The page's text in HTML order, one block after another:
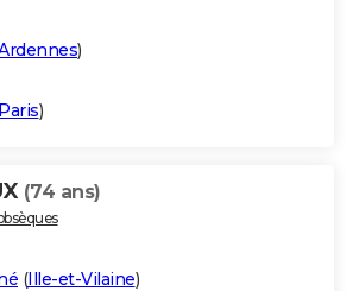
)
)
(74 ans)
(Ille-et-Vilaine)